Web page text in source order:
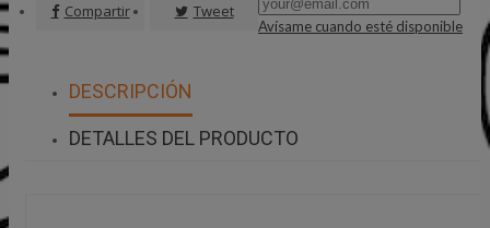
Compartir Tweet
Avísame cuando esté disponible
DESCRIPCIÓN
DETALLES DEL PRODUCTO